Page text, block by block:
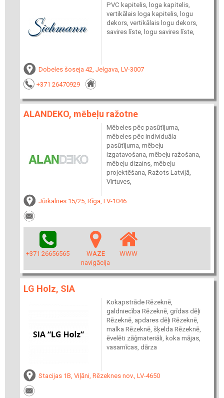
PVC kapitelis, loga kapitelis,
vertikālais loga kapitelis, logu
dekors, vertikālais logu dekors,
savires līste, logu savires līste,
Dobeles šoseja 42, Jelgava, LV-3007
+371 26470929
ALANDEKO, mēbeļu ražotne
Mēbeles pēc pasūtījuma,
mēbeles pēc individuāla
pasūtījuma, mēbeļu
izgatavošana, mēbeļu ražošana,
mēbeļu dizains, mēbeļu
projektēšana, Ražots Latvijā,
Virtuves,
Jūrkalnes 15/25, Rīga, LV-1046
+371 26656565
WAZE
navigācija
WWW
LG Holz, SIA
Kokapstrāde Rēzeknē,
galdniecība Rēzeknē, grīdas dēļi
Rēzeknē, apdares dēļi Rēzeknē,
malka Rēzeknē, šķelda Rēzeknē,
ēvelēti zāģmateriāli, koka mājas,
vasarnīcas, dārza
Stacijas 1B, Viļāni, Rēzeknes nov., LV-4650